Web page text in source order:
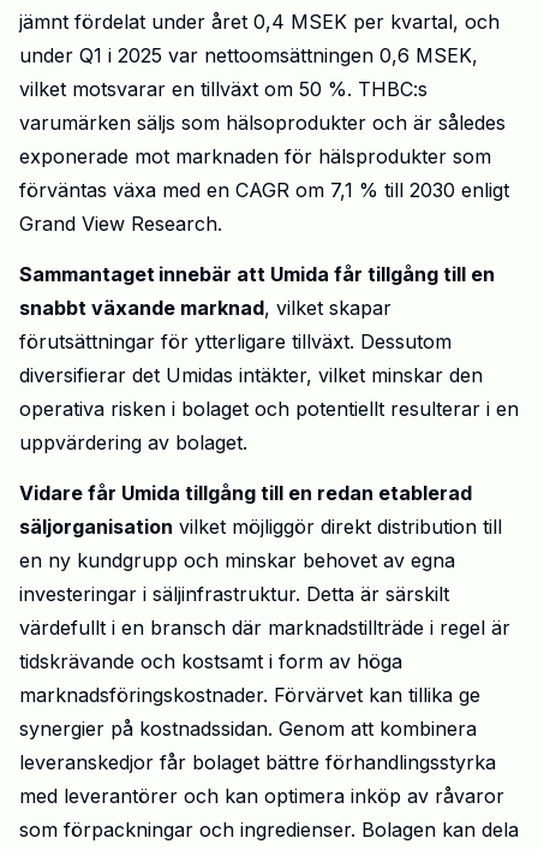
jämnt fördelat under året 0,4 MSEK per kvartal, och
under Q1 i 2025 var nettoomsättningen 0,6 MSEK,
vilket motsvarar en tillväxt om 50 %. THBC:s
varumärken säljs som hälsoprodukter och är således
exponerade mot marknaden för hälsprodukter som
förväntas växa med en CAGR om 7,1 % till 2030 enligt
Grand View Research.
Sammantaget innebär att Umida får tillgång till en
snabbt växande marknad, vilket skapar
förutsättningar för ytterligare tillväxt. Dessutom
diversifierar det Umidas intäkter, vilket minskar den
operativa risken i bolaget och potentiellt resulterar i en
uppvärdering av bolaget.
Vidare får Umida tillgång till en redan etablerad
säljorganisation vilket möjliggör direkt distribution till
en ny kundgrupp och minskar behovet av egna
investeringar i säljinfrastruktur. Detta är särskilt
värdefullt i en bransch där marknadstillträde i regel är
tidskrävande och kostsamt i form av höga
marknadsföringskostnader. Förvärvet kan tillika ge
synergier på kostnadssidan. Genom att kombinera
leveranskedjor får bolaget bättre förhandlingsstyrka
med leverantörer och kan optimera inköp av råvaror
som förpackningar och ingredienser. Bolagen kan dela